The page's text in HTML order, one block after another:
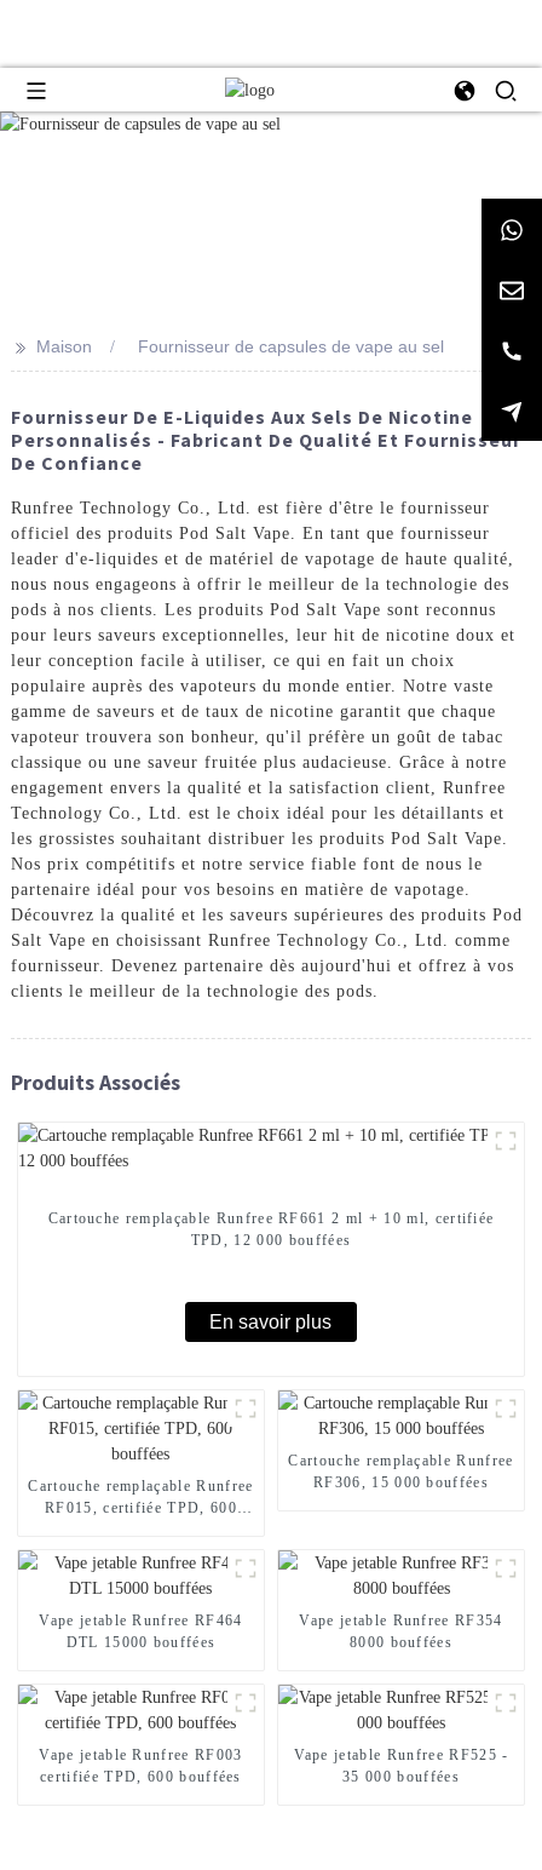
>> Maison Fournisseur de capsules de vape au sel
Fournisseur De E-Liquides Aux Sels De Nicotine
Personnalisés - Fabricant De Qualité Et Fournisseur
De Confiance
Runfree Technology Co., Ltd. est fière d'être le fournisseur
officiel des produits Pod Salt Vape. En tant que fournisseur
leader d'e-liquides et de matériel de vapotage de haute qualité,
nous nous engageons à offrir le meilleur de la technologie des
pods à nos clients. Les produits Pod Salt Vape sont reconnus
pour leurs saveurs exceptionnelles, leur hit de nicotine doux et
leur conception facile à utiliser, ce qui en fait un choix
populaire auprès des vapoteurs du monde entier. Notre vaste
gamme de saveurs et de taux de nicotine garantit que chaque
vapoteur trouvera son bonheur, qu'il préfère un goût de tabac
classique ou une saveur fruitée plus audacieuse. Grâce à notre
engagement envers la qualité et la satisfaction client, Runfree
Technology Co., Ltd. est le choix idéal pour les détaillants et
les grossistes souhaitant distribuer les produits Pod Salt Vape.
Nos prix compétitifs et notre service fiable font de nous le
partenaire idéal pour vos besoins en matière de vapotage.
Découvrez la qualité et les saveurs supérieures des produits Pod
Salt Vape en choisissant Runfree Technology Co., Ltd. comme
fournisseur. Devenez partenaire dès aujourd'hui et offrez à vos
clients le meilleur de la technologie des pods.
Produits Associés
Cartouche remplaçable Runfree RF661 2 ml + 10 ml, certifiée
TPD, 12 000 bouffées
En savoir plus
Cartouche remplaçable Runfree
RF015, certifiée TPD, 600
Cartouche remplaçable Runfree
RF306, 15 000 bouffées
Vape jetable Runfree RF464
DTL 15000 bouffées
Vape jetable Runfree RF354
8000 bouffées
Vape jetable Runfree RF003
certifiée TPD, 600 bouffées
Vape jetable Runfree RF525 -
35 000 bouffées